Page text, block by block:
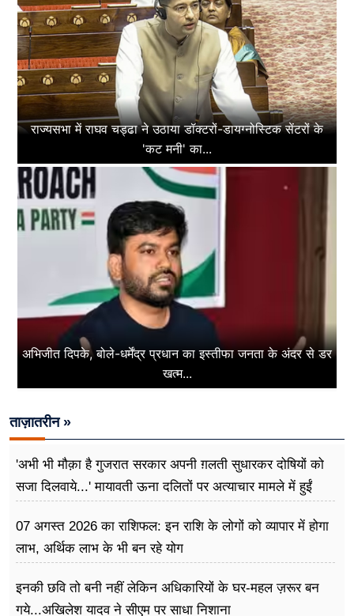
राज्यसभा में राघव चड्ढा ने उठाया डॉक्टरों-डायग्नोस्टिक सेंटरों के
'कट मनी' का...
अभिजीत दिपके, बोले-धर्मेंद्र प्रधान का इस्तीफा जनता के अंदर से डर
खत्म...
ताज़ातरीन »
'अभी भी मौक़ा है गुजरात सरकार अपनी ग़लती सुधारकर दोषियों को
सजा दिलवाये...' मायावती ऊना दलितों पर अत्याचार मामले में हुईं
07 अगस्त 2026 का राशिफल: इन राशि के लोगों को व्यापार में होगा
लाभ, अर्थिक लाभ के भी बन रहे योग
इनकी छवि तो बनी नहीं लेकिन अधिकारियों के घर-महल ज़रूर बन
गये...अखिलेश यादव ने सीएम पर साधा​ निशाना